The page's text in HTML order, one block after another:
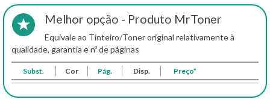
Melhor opção - Produto MrToner
Equivale ao Tinteiro/Toner original relativamente à
qualidade, garantia e nº de páginas
Subst. Cor Pág. Disp. Preço*